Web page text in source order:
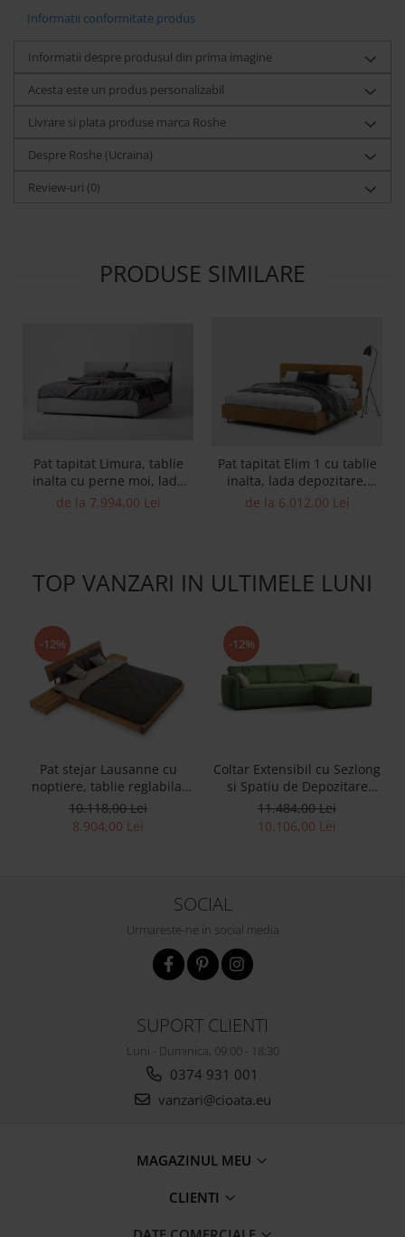
Informatii conformitate produs
Informatii despre produsul din prima imagine
Acesta este un produs personalizabil
Livrare si plata produse marca Roshe
Despre Roshe (Ucraina)
Review-uri (0)
PRODUSE SIMILARE
Pat tapitat Limura, tablie
inalta cu perne moi, lada
depozitare, somiera
de la 7.994,00 Lei
Pat tapitat Elim 1 cu tablie
inalta, lada depozitare,
somiera metalica, picioare
de la 6.012,00 Lei
TOP VANZARI IN ULTIMELE LUNI
-12%
Pat stejar Lausanne cu
noptiere, tablie reglabila,
lemn masiv, stil
contemporan,
10.118,00 Lei
8.904,00 Lei
-12%
Coltar Extensibil cu Sezlong
si Spatiu de Depozitare
Esse Personalizabil 309cm
Stil Contemporan Cadru
11.484,00 Lei
10.106,00 Lei
SOCIAL
Urmareste-ne in social media
SUPORT CLIENTI
Luni - Duminica, 09:00 - 18:30
0374 931 001
vanzari@cioata.eu
MAGAZINUL MEU
CLIENTI